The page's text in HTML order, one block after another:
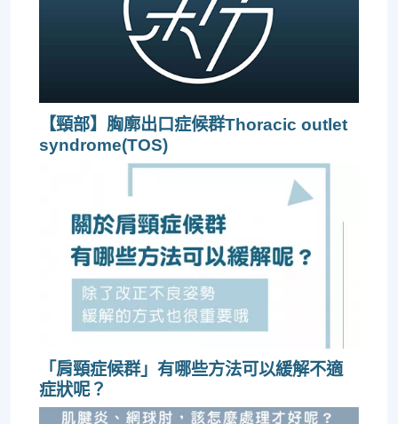
【頸部】胸廓出口症候群Thoracic outlet
syndrome(TOS)
「肩頸症候群」有哪些方法可以緩解不適
症狀呢？